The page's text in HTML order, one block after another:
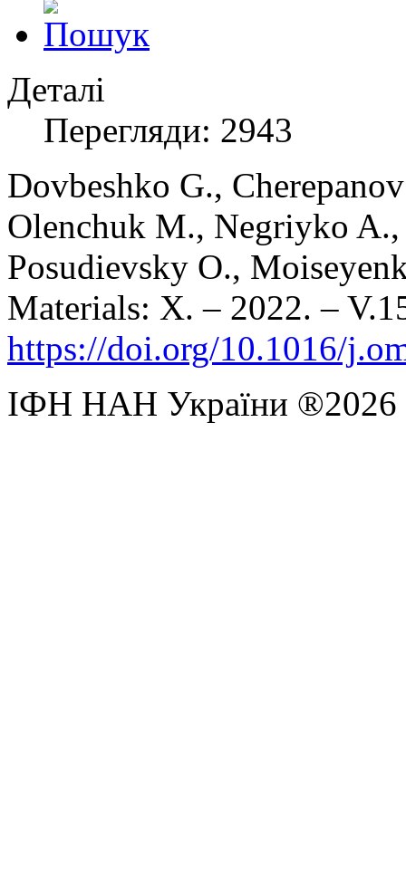
Деталі
Перегляди: 2943
Dovbeshko G.,
Olenchuk M., Negriyko
Posudievsky O.,
Materials: X. – 2022. –
https://doi.org/10.1016/
ІФН НАН України ®2026